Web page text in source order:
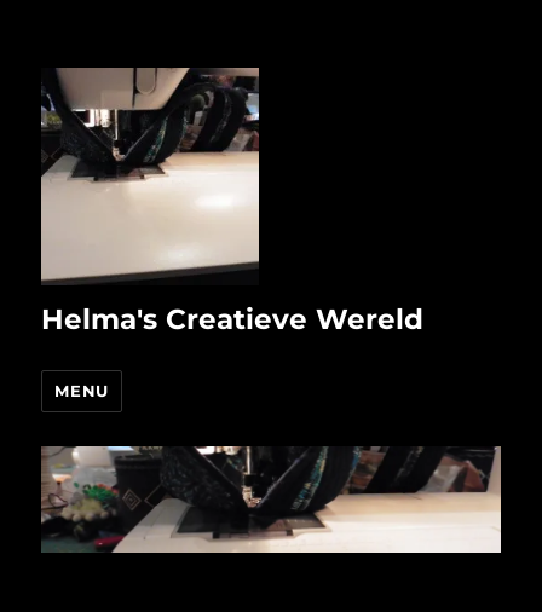
Helma's Creatieve Wereld
MENU